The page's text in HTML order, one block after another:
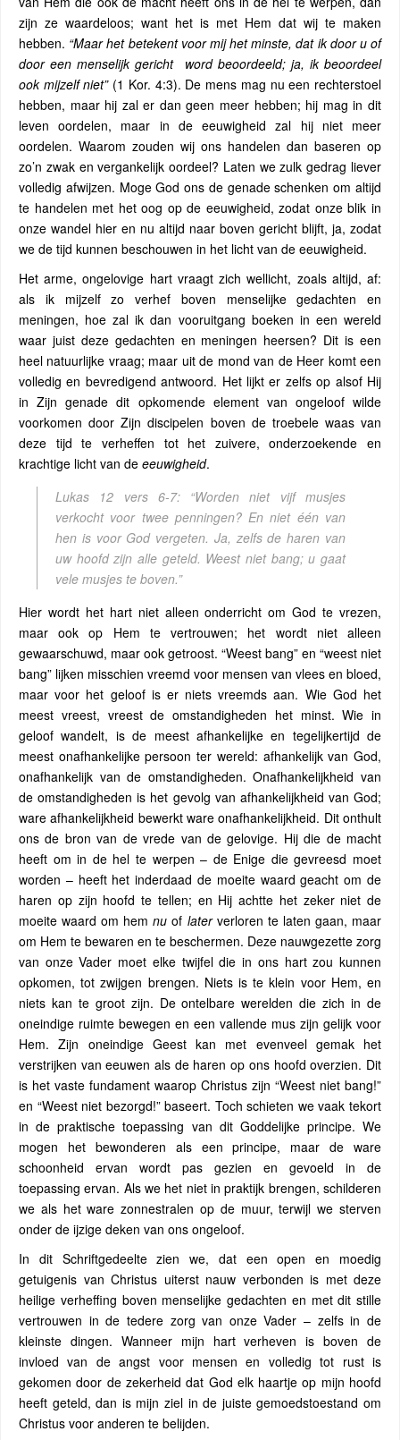
zijn ze waardeloos; want het is met Hem dat wij te maken
hebben. “Maar het betekent voor mij het minste, dat ik door u of
door een menselijk gericht
word beoordeeld; ja, ik beoordeel
ook mijzelf niet”(1 Kor. 4:3). De mens mag nu een rechterstoel
hebben, maar hij zal er dan geen meer hebben; hij mag in dit
leven oordelen, maar in de eeuwigheid zal hij niet meer
oordelen. Waarom zouden wij ons handelen dan baseren op
zo’n zwak en vergankelijk oordeel? Laten we zulk gedrag liever
volledig afwijzen. Moge God ons de genade schenken om altijd
te handelen met het oog op de eeuwigheid, zodat onze blik in
onze wandel hier en nu altijd naar boven gericht blijft, ja, zodat
we de tijd kunnen beschouwen in het licht van de eeuwigheid.
Het arme, ongelovige hart vraagt ​​zich wellicht, zoals altijd, af:
als ik mijzelf zo verhef boven menselijke gedachten en
meningen, hoe zal ik dan vooruitgang boeken in een wereld
waar juist deze gedachten en meningen heersen? Dit is een
heel natuurlijke vraag; maar uit de mond van de Heer komt een
volledig en bevredigend antwoord. Het lijkt er zelfs op alsof Hij
in Zijn genade dit opkomende element van ongeloof wilde
voorkomen door Zijn discipelen boven de troebele waas van
deze tijd te verheffen tot het zuivere, onderzoekende en
krachtige licht van de eeuwigheid.
Lukas 12 vers 6-7:“Worden niet vijf musjes
verkocht voor twee penningen? En niet één van
hen is voor God vergeten. Ja, zelfs de haren van
uw hoofd zijn alle geteld. Weest niet bang; u gaat
vele musjes te boven.”
Hier wordt het hart niet alleen onderricht om God te vrezen,
maar ook op Hem te vertrouwen; het wordt niet alleen
gewaarschuwd, maar ook getroost. “Weest bang” en “weest niet
bang” lijken misschien vreemd voor mensen van vlees en bloed,
maar voor het geloof is er niets vreemds aan. Wie God het
meest vreest, vreest de omstandigheden het minst. Wie in
geloof wandelt, is de meest afhankelijke en tegelijkertijd de
meest onafhankelijke persoon ter wereld: afhankelijk van God,
onafhankelijk van de omstandigheden. Onafhankelijkheid van
de omstandigheden is het gevolg van afhankelijkheid van God;
ware afhankelijkheid bewerkt ware onafhankelijkheid. Dit onthult
ons de bron van de vrede van de gelovige. Hij die de macht
heeft om in de hel te werpen – de Enige die gevreesd moet
worden – heeft het inderdaad de moeite waard geacht om de
haren op zijn hoofd te tellen; en Hij achtte het zeker niet de
moeite waard om hemnu of laterverloren te laten gaan, maar
om Hem te bewaren en te beschermen. Deze nauwgezette zorg
van onze Vader moet elke twijfel die in ons hart zou kunnen
opkomen, tot zwijgen brengen. Niets is te klein voor Hem, en
niets kan te groot zijn. De ontelbare werelden die zich in de
oneindige ruimte bewegen en een vallende mus zijn gelijk voor
Hem. Zijn oneindige Geest kan met evenveel gemak het
verstrijken van eeuwen als de haren op ons hoofd overzien. Dit
is het vaste fundament waarop Christus zijn “Weest niet bang!”
en “Weest niet bezorgd!” baseert. Toch schieten we vaak tekort
in de praktische toepassing van dit Goddelijke principe. We
mogen het bewonderen als een principe, maar de ware
schoonheid ervan wordt pas gezien en gevoeld in de
toepassing ervan. Als we het niet in praktijk brengen, schilderen
we als het ware zonnestralen op de muur, terwijl we sterven
onder de ijzige deken van ons ongeloof.
In dit Schriftgedeelte zien we, dat een open en moedig
getuigenis van Christus uiterst nauw verbonden is met deze
heilige verheffing boven menselijke gedachten en met dit stille
vertrouwen in de tedere zorg van onze Vader – zelfs in de
kleinste dingen. Wanneer mijn hart verheven is boven de
invloed van de angst voor mensen en volledig tot rust is
gekomen door de zekerheid dat God elk haartje op mijn hoofd
heeft geteld, dan is mijn ziel in de juiste gemoedstoestand om
Christus voor anderen te belijden.